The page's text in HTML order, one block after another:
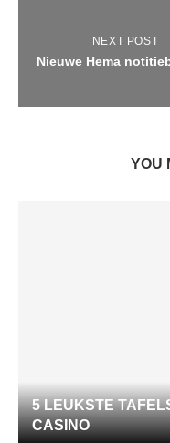
NEXT POST
Nieuwe Hema
YOU
5 LEUKSTE
CASINO